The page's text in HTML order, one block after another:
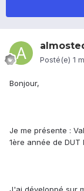
Posté(e) 1
Bonjour,
Je me présente :
1ère année de DUT